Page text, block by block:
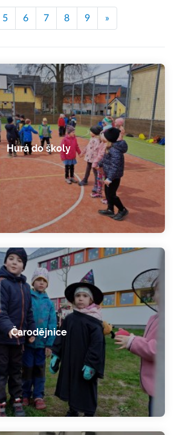
5 6 7 8 9 »
Hurá do školy
Čarodějnice